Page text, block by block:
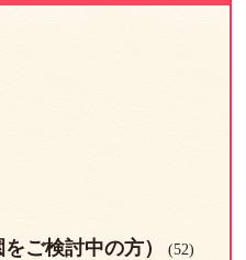
ご検討中の方） (52)